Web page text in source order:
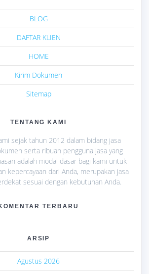
BLOG
DAFTAR KLIEN
HOME
Kirim Dokumen
Sitemap
TENTANG KAMI
sejak tahun 2012 dalam bidang jasa
serta ribuan pengguna jasa yang
adalah modal dasar bagi kami untuk
kepercayaan dari Anda, merupakan jasa
sesuai dengan kebutuhan Anda.
TERBARU
ARSIP
Agustus 2026